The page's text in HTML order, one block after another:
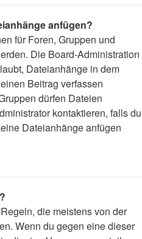
anfügen?
für Foren, Gruppen und
Die Board-Administration
Dateianhänge in dem
Beitrag verfassen
dürfen Dateien
kontaktieren, falls du
Dateianhänge anfügen
die meistens von der
Wenn du gegen eine dieser